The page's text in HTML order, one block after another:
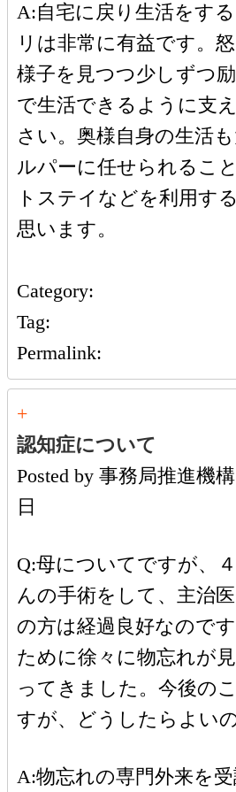
A:自宅に戻り生活をす
リは非常に有益です。
様子を見つつ少しずつ
で生活できるように支
さい。奥様自身の生活
ルパーに任せられるこ
トステイなどを利用す
思います。
Category:
Tag:
Permalink:
+
認知症について
Posted by 事務局推進機構
日
Q:母についてですが、
んの手術をして、主治
の方は経過良好なので
ために徐々に物忘れが
ってきました。今後の
すが、どうしたらよい
A:物忘れの専門外来を